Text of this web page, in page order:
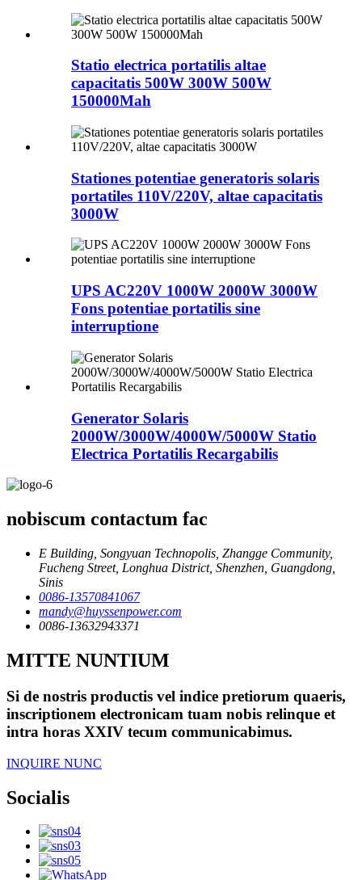
Statio electrica portatilis altae
capacitatis 500W 300W 500W
150000Mah
Stationes potentiae generatoris solaris
portatiles 110V/220V, altae capacitatis
3000W
UPS AC220V 1000W 2000W 3000W
Fons potentiae portatilis sine
interruptione
Generator Solaris
2000W/3000W/4000W/5000W Statio
Electrica Portatilis Recargabilis
nobiscum contactum fac
E Building, Songyuan Technopolis, Zhangge Community,
Fucheng Street, Longhua District, Shenzhen, Guangdong,
Sinis
0086-13570841067
mandy@huyssenpower.com
0086-13632943371
MITTE NUNTIUM
Si de nostris productis vel indice pretiorum quaeris,
inscriptionem electronicam tuam nobis relinque et
intra horas XXIV tecum communicabimus.
INQUIRE NUNC
Socialis